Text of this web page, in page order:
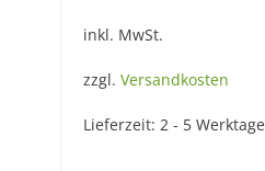
inkl. MwSt.
zzgl. Versandkosten
Lieferzeit: 2 - 5 Werktage